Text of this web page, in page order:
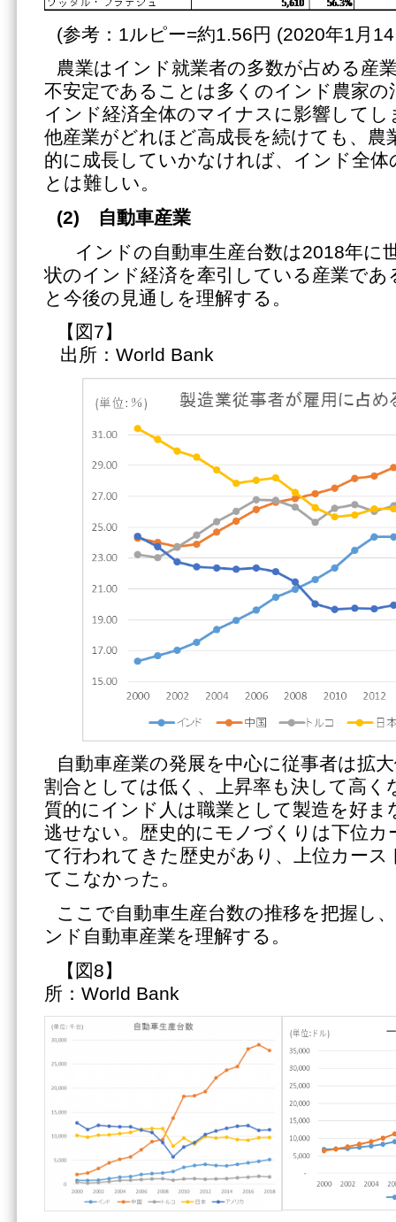
(参考：1ルピー=約1.56円 (2020年1月
農業はインド就業者の多数が占める産
不安定であることは多くのインド農家の
インド経済全体のマイナスに影響してし
他産業がどれほど高成長を続けても、農
的に成長していかなければ、インド全
とは難しい。
(2) 自動車産業
インドの自動車生産台数は2018年に
状のインド経済を牽引している産業であ
と今後の見通しを理解する。
【図
出所：World Bank
自動車産業の発展を中心に従事者は拡
割合としては低く、上昇率も決して高く
質的にインド人は職業として製造を好
逃せない。歴史的にモノづくりは下位
て行われてきた歴史があり、上位カー
てこなかった。
ここで自動車生産台数の推移を把握し
ンド自動車産業を理解する。
【図8】 【
所：World Bank